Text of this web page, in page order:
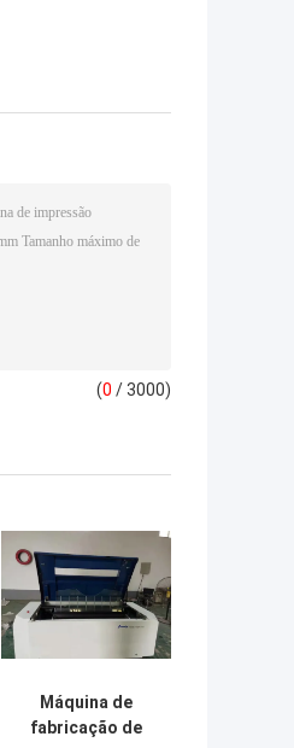
(0 / 3000)
Máquina de
fabricação de